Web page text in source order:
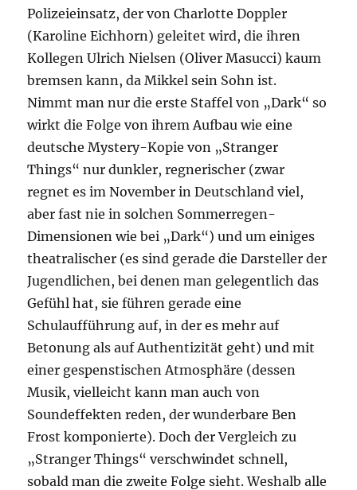
Polizeieinsatz, der von Charlotte Doppler
(Karoline Eichhorn) geleitet wird, die ihren
Kollegen Ulrich Nielsen (Oliver Masucci) kaum
bremsen kann, da Mikkel sein Sohn ist.
Nimmt man nur die erste Staffel von „Dark“ so
wirkt die Folge von ihrem Aufbau wie eine
deutsche Mystery-Kopie von „Stranger
Things“ nur dunkler, regnerischer (zwar
regnet es im November in Deutschland viel,
aber fast nie in solchen Sommerregen-
Dimensionen wie bei „Dark“) und um einiges
theatralischer (es sind gerade die Darsteller der
Jugendlichen, bei denen man gelegentlich das
Gefühl hat, sie führen gerade eine
Schulaufführung auf, in der es mehr auf
Betonung als auf Authentizität geht) und mit
einer gespenstischen Atmosphäre (dessen
Musik, vielleicht kann man auch von
Soundeffekten reden, der wunderbare Ben
Frost komponierte). Doch der Vergleich zu
„Stranger Things“ verschwindet schnell,
sobald man die zweite Folge sieht. Weshalb alle